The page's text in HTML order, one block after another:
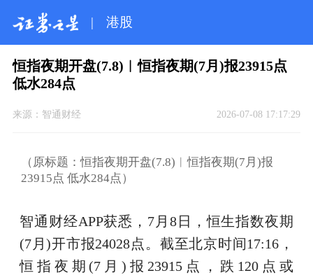
| 港股
恒指夜期开盘(7.8)︱恒指夜期(7月)报23915点
低水284点
来源： 智通财经 2026-07-08 17:17:29
（原标题：恒指夜期开盘(7.8)︱恒指夜期(7月)报
23915点 低水284点）
智通财经APP获悉，7月8日，恒生指数夜期
(7月)开市报24028点。截至北京时间17:16，
恒指夜期(7月)报23915点，跌120点或